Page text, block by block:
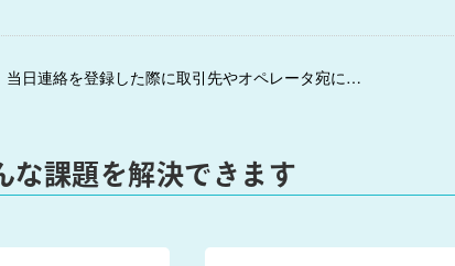
← スタッフが前日確認や、当日連絡を登録した際に取引先やオペレータ宛に通知する機能を追加しました。
な課題を解決できます